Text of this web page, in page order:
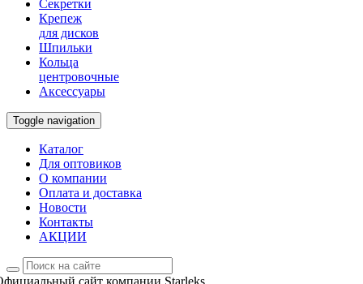
Секретки
Крепеж
для дисков
Шпильки
Кольца
центровочные
Аксессуары
Toggle navigation
Каталог
Для оптовиков
О компании
Оплата и доставка
Новости
Контакты
АКЦИИ
сайт компании Starleks